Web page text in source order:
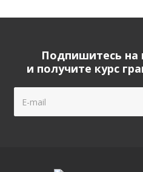
Подпишитесь на
и получите курс